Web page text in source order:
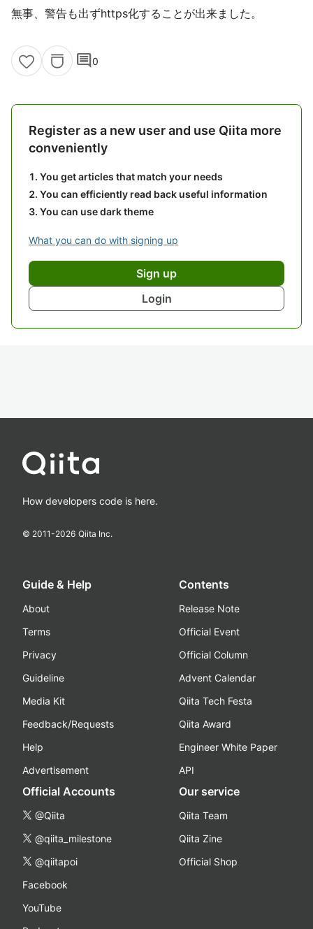
無事、警告も出ずhttps化することが出来ました。
comment0
Register as a new user and use Qiita more
conveniently
You get articles that match your needs
You can efficiently read back useful information
You can use dark theme
What you can do with signing up
Sign up
Login
How developers code is here.
© 2011-2026 Qiita Inc.
Guide & Help
About
Terms
Privacy
Guideline
Media Kit
Feedback/Requests
Help
Advertisement
Contents
Release Note
Official Event
Official Column
Advent Calendar
Qiita Tech Festa
Qiita Award
Engineer White Paper
API
Official Accounts
@Qiita
@qiita_milestone
@qiitapoi
Facebook
YouTube
Our service
Qiita Team
Qiita Zine
Official Shop